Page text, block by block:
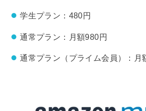
学生プラン：480円
通常プラン：月額980円
通常プラン（プライム会員）：月